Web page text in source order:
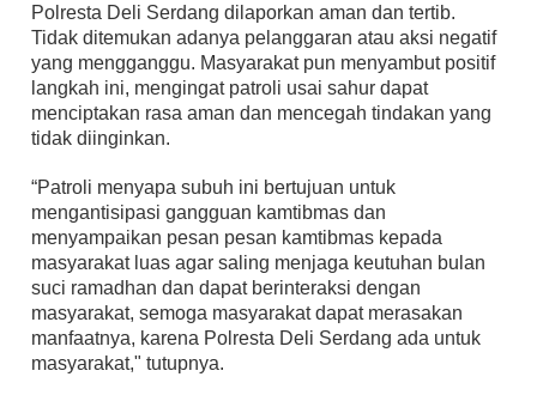
Polresta Deli Serdang dilaporkan aman dan tertib.
Tidak ditemukan adanya pelanggaran atau aksi negatif
yang mengganggu. Masyarakat pun menyambut positif
langkah ini, mengingat patroli usai sahur dapat
menciptakan rasa aman dan mencegah tindakan yang
tidak diinginkan.
“Patroli menyapa subuh ini bertujuan untuk
mengantisipasi gangguan kamtibmas dan
menyampaikan pesan pesan kamtibmas kepada
masyarakat luas agar saling menjaga keutuhan bulan
suci ramadhan dan dapat berinteraksi dengan
masyarakat, semoga masyarakat dapat merasakan
manfaatnya, karena Polresta Deli Serdang ada untuk
masyarakat," tutupnya.